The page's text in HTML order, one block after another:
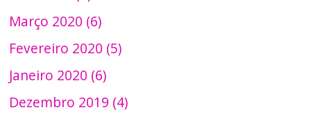
Março 2020 (6)
Fevereiro 2020 (5)
Janeiro 2020 (6)
Dezembro 2019 (4)